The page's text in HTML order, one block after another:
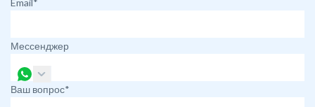
Мессенджер
Ваш вопрос*